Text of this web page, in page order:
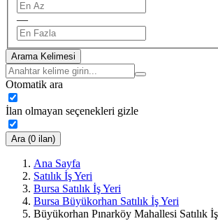
—
Arama Kelimesi
Otomatik ara
İlan olmayan seçenekleri gizle
Ara (0 ilan)
Ana Sayfa
Satılık İş Yeri
Bursa Satılık İş Yeri
Bursa Büyükorhan Satılık İş Yeri
Büyükorhan Pınarköy Mahallesi Satılık